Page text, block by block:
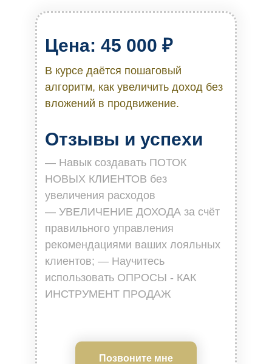
— Навык создавать ПОТОК
НОВЫХ КЛИЕНТОВ без
увеличения расходов
— УВЕЛИЧЕНИЕ ДОХОДА за счёт
правильного управления
рекомендациями ваших лояльных
клиентов; — Научитесь
использовать ОПРОСЫ - КАК
ИНСТРУМЕНТ ПРОДАЖ
Позвоните мне
Цена: 45 000 ₽
В курсе даётся пошаговый
алгоритм, как увеличить доход без
вложений в продвижение.
Отзывы и успехи